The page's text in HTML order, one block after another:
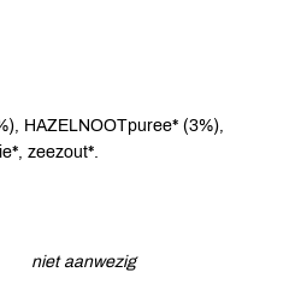
HAZELNOOTpuree* (3%),
zeezout*.
niet aanwezig